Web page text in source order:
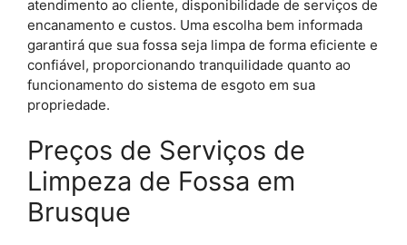
atendimento ao cliente, disponibilidade de serviços de
encanamento e custos. Uma escolha bem informada
garantirá que sua fossa seja limpa de forma eficiente e
confiável, proporcionando tranquilidade quanto ao
funcionamento do sistema de esgoto em sua
propriedade.
Preços de Serviços de
Limpeza de Fossa em
Brusque